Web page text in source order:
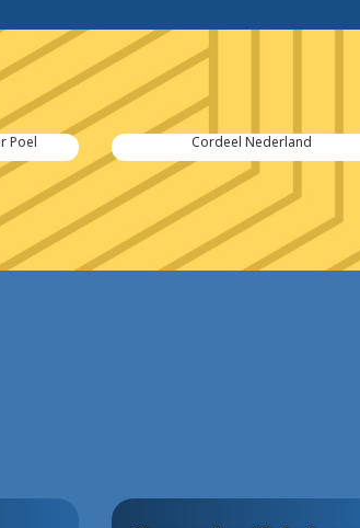
Poel Cordeel Nederland